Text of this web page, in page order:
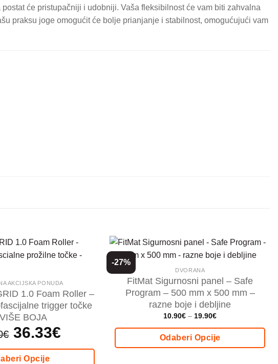
će pristupačniji i udobniji. Vaša fleksibilnost će vam biti zahvalna
praksu joge omogućit će bolje prianjanje i stabilnost, omogućujući vam
AKCIJSKA PONUDA
1.0 Foam Roller –
trigger točke
BOJA
€
Izvorna
cijena
je:
51.90€.
36.33€
36.33€.
Opcije
-27%
DVORANA
FitMat Sigurnosni panel – Safe
Program – 500 mm x 500 mm –
razne boje i debljine
10.90€ – 19.90€Price
10.90€
through
Odaberi Opcije